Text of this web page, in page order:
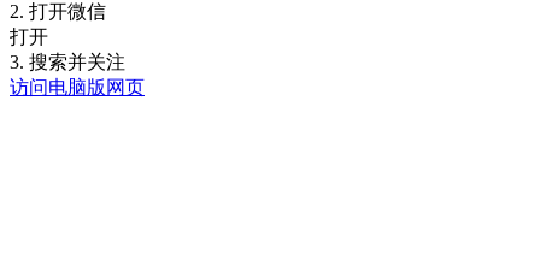
2. 打开微信
打开
3. 搜索并关注
访问电脑版网页